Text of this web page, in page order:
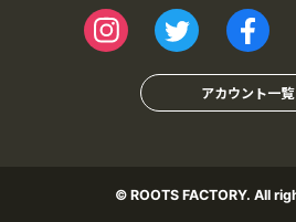
アカウント一覧
© ROOTS FACTORY. All